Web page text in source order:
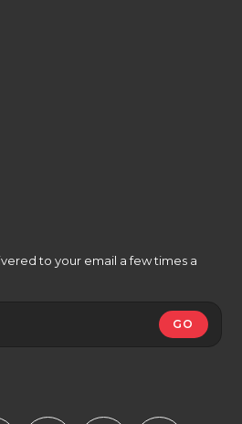
to your email a few times a
GO